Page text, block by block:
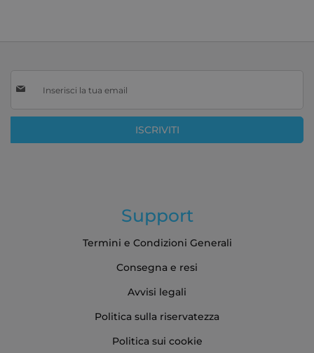
alla
Newsletter:
ISCRIVITI
Support
Termini e Condizioni Generali
Consegna e resi
Avvisi legali
Politica sulla riservatezza
Politica sui cookie